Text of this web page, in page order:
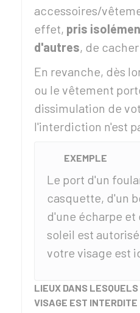
accessoires/
effet, pris
d'autres, de
En revanche, dès
ou le vêtement
dissimulation de
l'interdiction n'est
EXEMPLE
Le port d'un
casquette, d'un
d'une écharpe
soleil est
votre visage est
LIEUX DANS
VISAGE EST INTERDITE